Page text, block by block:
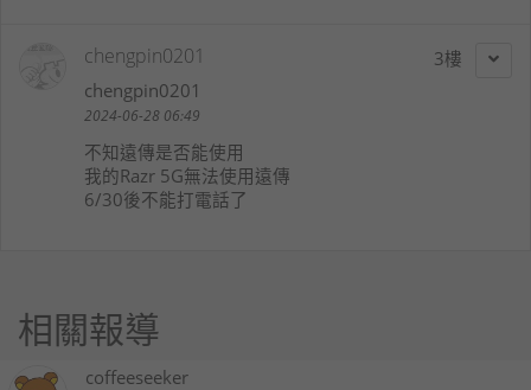
3
chengpin0201
chengpin0201
2024-06-28 06:49
不知遠傳是否能使用
我的Razr 5G無法使用遠傳
6/30後不能打電話了
相關報導
coffeeseeker